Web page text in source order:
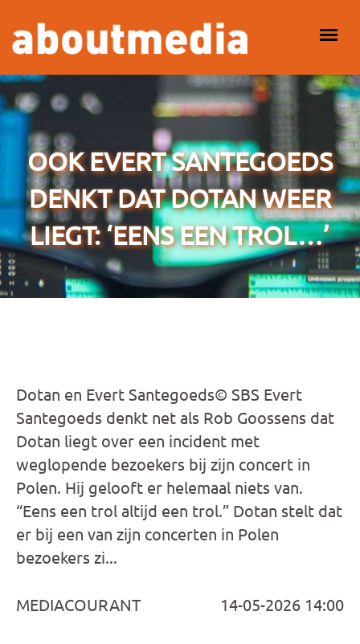
HOOFDMENU
OOK EVERT SANTEGOEDS
DENKT DAT DOTAN WEER
LIEGT: ‘EENS EEN TROL…’
Dotan en Evert Santegoeds© SBS Evert
Santegoeds denkt net als Rob Goossens dat
Dotan liegt over een incident met
weglopende bezoekers bij zijn concert in
Polen. Hij gelooft er helemaal niets van.
“Eens een trol altijd een trol.” Dotan stelt dat
er bij een van zijn concerten in Polen
bezoekers zi...
MEDIACOURANT 14-05-2026 14:00